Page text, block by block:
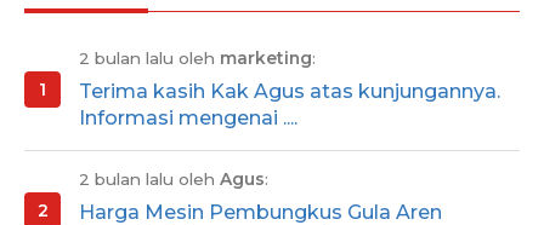
2 bulan lalu oleh marketing:
Terima kasih Kak Agus atas kunjungannya.
Informasi mengenai ....
2 bulan lalu oleh Agus:
Harga Mesin Pembungkus Gula Aren